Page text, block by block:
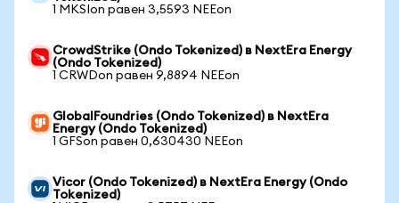
1 MKSIon равен 3,5593 NEEon
CrowdStrike (Ondo Tokenized) в NextEra Energy
(Ondo Tokenized)
1 CRWDon равен 9,8894 NEEon
GlobalFoundries (Ondo Tokenized) в NextEra
Energy (Ondo Tokenized)
1 GFSon равен 0,630430 NEEon
Vicor (Ondo Tokenized) в NextEra Energy (Ondo
Tokenized)